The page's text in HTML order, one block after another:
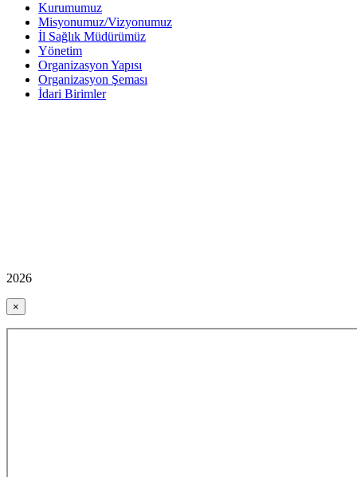
Kurumumuz
Misyonumuz/Vizyonumuz
İl Sağlık Müdürümüz
Yönetim
Organizasyon Yapısı
Organizasyon Şeması
İdari Birimler
2026
×